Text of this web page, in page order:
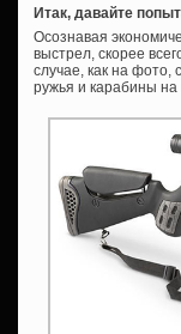
Итак, давайте
Осознавая
выстрел, скорее
случае, как на
ружья и карабины